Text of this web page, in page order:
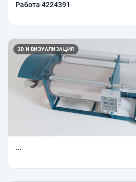
Работа 4224391
3D И ВИЗУАЛИЗАЦИЯ
...